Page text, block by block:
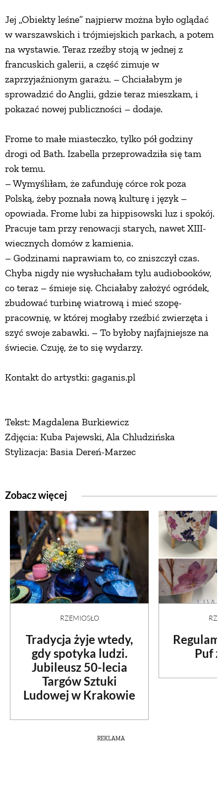
Jej „Obiekty leśne” najpierw można było oglądać
w warszawskich i trójmiejskich parkach, a potem
na wystawie. Teraz rzeźby stoją w jednej z
francuskich galerii, a część zimuje w
zaprzyjaźnionym garażu. – Chciałabym je
sprowadzić do Anglii, gdzie teraz mieszkam, i
pokazać nowej publiczności – dodaje.
Frome to małe miasteczko, tylko pół godziny
drogi od Bath. Izabella przeprowadziła się tam
rok temu.
– Wymyśliłam, że zafunduję córce rok poza
Polską, żeby poznała nową kulturę i język –
opowiada. Frome lubi za hippisowski luz i spokój.
Pracuje tam przy renowacji starych, nawet XIII-
wiecznych domów z kamienia.
– Godzinami naprawiam to, co zniszczył czas.
Chyba nigdy nie wysłuchałam tylu audiobooków,
co teraz – śmieje się. Chciałaby założyć ogródek,
zbudować turbinę wiatrową i mieć szopę-
pracownię, w której mogłaby rzeźbić zwierzęta i
szyć swoje zabawki. – To byłoby najfajniejsze na
świecie. Czuję, że to się wydarzy.
Kontakt do artystki: gaganis.pl
Tekst: Magdalena Burkiewicz
Zdjęcia: Kuba Pajewski, Ala Chludzińska
Stylizacja: Basia Dereń-Marzec
Zobacz więcej
RZEMIOSŁO
Tradycja żyje wtedy,
gdy spotyka ludzi.
Jubileusz 50-lecia
Targów Sztuki
Ludowej w Krakowie
Puf
REKLAMA